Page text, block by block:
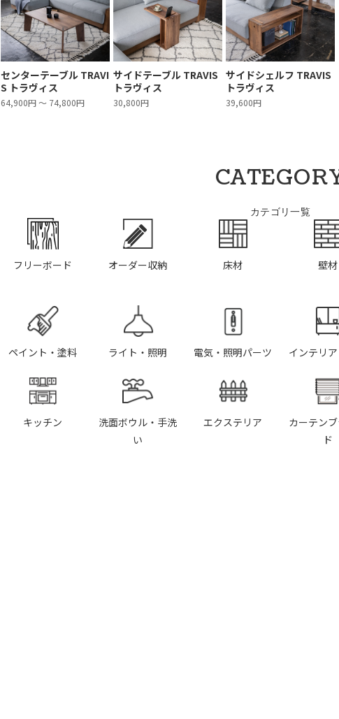
センターテーブル TRAVI
S トラヴィス
64,900円 ～ 74,800円
サイドテーブル TRAVIS
トラヴィス
30,800円
サイドシェルフ TRAVIS
トラヴィス
39,600円
カテゴリ一覧
フリーボード オーダー収納 床材 壁材
ペイント・塗料 ライト・照明 電気・照明パーツ インテリ
キッチン
洗面ボウル・手洗
い
エクステリア
カーテン
ド